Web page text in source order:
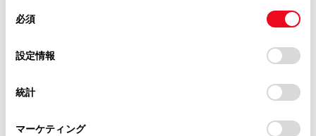
デバイスにすべてのCookie(クッキー)が保存されることに同
意したことになります。Cookie(クッキー)のオプトアウト、
設定の変更、同意を撤回したりするにあたっては、当社の
「Cookie（クッキー）情報の取り扱いについて
」をご覧くだ
必須
設定情報
統計
マーケティング
秋田県
秋田トヨタ自動車 仁井田店
秋田トヨペット 秋田店